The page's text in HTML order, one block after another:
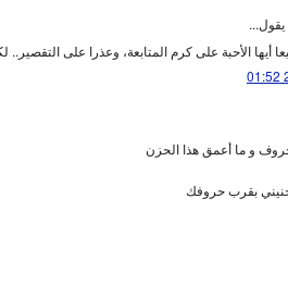
يقول...
أيها الأحبة على كرم المتابعة، وعذرا على التقصير..
و ما أعمق هذا الحزن
بقرب حروفك